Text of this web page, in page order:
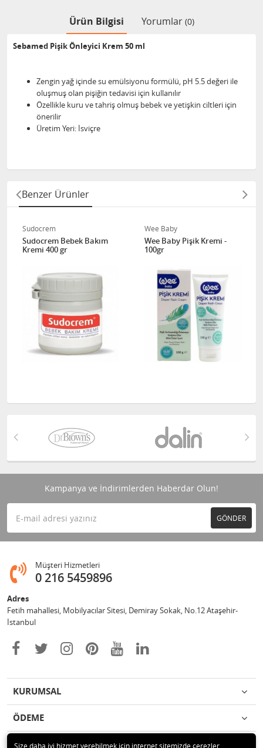
Ürün Bilgisi Yorumlar (0)
Sebamed Pişik Önleyici Krem 50 ml
Zengin yağ içinde su emülsiyonu formülü, pH 5.5 değeri ile
oluşmuş olan pişiğin tedavisi için kullanılır
Özellikle kuru ve tahriş olmuş bebek ve yetişkin ciltleri için
önerilir
Üretim Yeri: İsviçre
Benzer Ürünler
Sudocrem
Sudocrem Bebek Bakım
Kremi 400 gr
Wee Baby
Wee Baby Pişik Kremi -
100gr
Kampanya ve İndirimlerden Haberdar Olun!
GÖNDER
Müşteri Hizmetleri
0 216 5459896
Adres
Fetih mahallesi, Mobilyacılar Sitesi, Demiray Sokak, No.12 Ataşehir-
İstanbul
KURUMSAL
ÖDEME
İLETİŞİM
Size daha iyi hizmet verebilmek için internet sitemizde çerezler